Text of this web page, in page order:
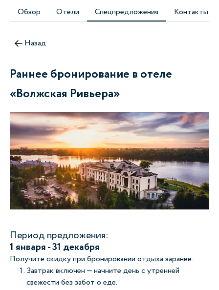
Обзор Отели Спецпредложения Контакты
Назад
Раннее бронирование в отеле
«Волжская Ривьера»
Период предложения:
1 января - 31 декабря
Получите скидку при бронировании отдыха заранее.
Завтрак включен — начните день с утренней
свежести без забот о еде.